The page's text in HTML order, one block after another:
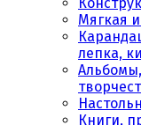
Мягкая
лепка,
Книги,